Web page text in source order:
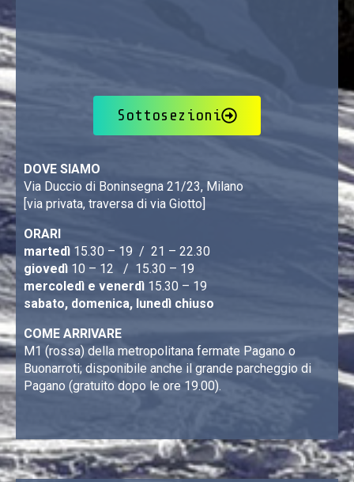
Sottosezioni
DOVE SIAMO
Via Duccio di Boninsegna 21/23, Milano
[via privata, traversa di via Giotto]
ORARI
martedì 15.30 – 19 / 21 – 22.30
giovedì 10 – 12 / 15.30 – 19
mercoledì e venerdì 15.30 – 19
sabato, domenica, lunedì chiuso
COME ARRIVARE
M1 (rossa) della metropolitana fermate Pagano o
Buonarroti; disponibile anche il grande parcheggio di
Pagano (gratuito dopo le ore 19.00).